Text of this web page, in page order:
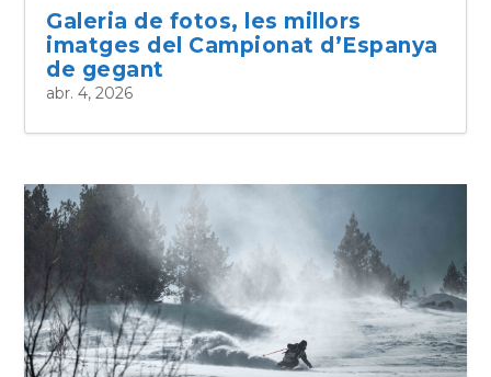
Galeria de fotos, les millors
imatges del Campionat d’Espanya
de gegant
abr. 4, 2026